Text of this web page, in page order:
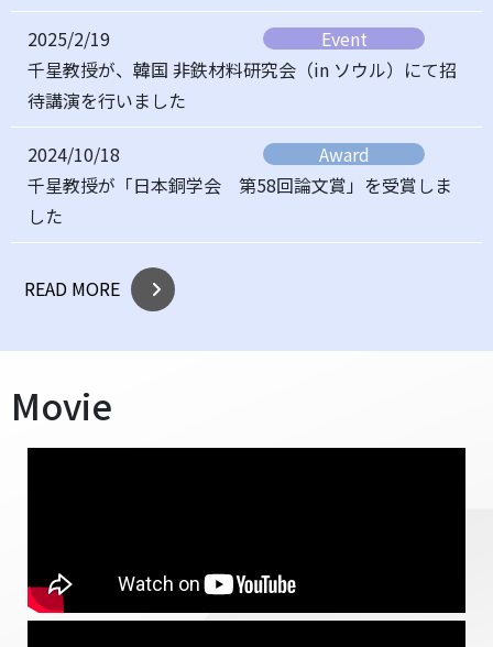
2025/2/19
Event
千星教授が、韓国 非鉄材料研究会（in ソウル）にて招
待講演を行いました
2024/10/18
Award
千星教授が「日本銅学会 第58回論文賞」を受賞しま
した
READ MORE
Movie